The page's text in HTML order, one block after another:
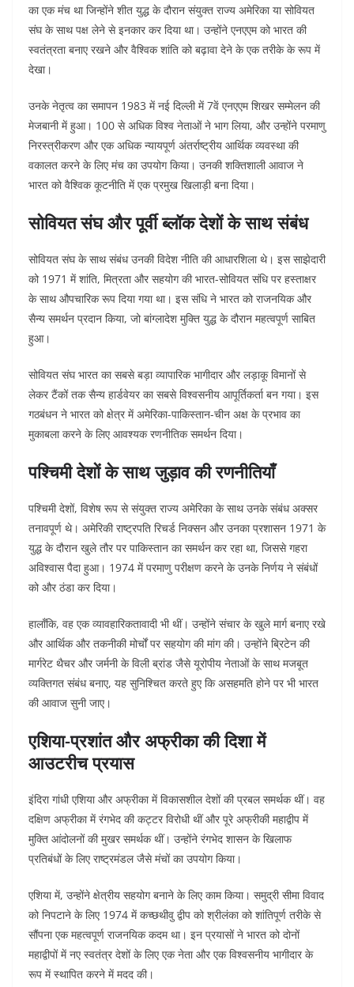
का एक मंच था जिन्होंने शीत युद्ध के दौरान संयुक्त राज्य अमेरिका या सोवियत
संघ के साथ पक्ष लेने से इनकार कर दिया था। उन्होंने एनएएम को भारत की
स्वतंत्रता बनाए रखने और वैश्विक शांति को बढ़ावा देने के एक तरीके के रूप में
देखा।
उनके नेतृत्व का समापन 1983 में नई दिल्ली में 7वें एनएएम शिखर सम्मेलन की
मेजबानी में हुआ। 100 से अधिक विश्व नेताओं ने भाग लिया, और उन्होंने परमाणु
निरस्त्रीकरण और एक अधिक न्यायपूर्ण अंतर्राष्ट्रीय आर्थिक व्यवस्था की
वकालत करने के लिए मंच का उपयोग किया। उनकी शक्तिशाली आवाज ने
भारत को वैश्विक कूटनीति में एक प्रमुख खिलाड़ी बना दिया।
सोवियत संघ और पूर्वी ब्लॉक देशों के साथ संबंध
सोवियत संघ के साथ संबंध उनकी विदेश नीति की आधारशिला थे। इस साझेदारी
को 1971 में शांति, मित्रता और सहयोग की भारत-सोवियत संधि पर हस्ताक्षर
के साथ औपचारिक रूप दिया गया था। इस संधि ने भारत को राजनयिक और
सैन्य समर्थन प्रदान किया, जो बांग्लादेश मुक्ति युद्ध के दौरान महत्वपूर्ण साबित
हुआ।
सोवियत संघ भारत का सबसे बड़ा व्यापारिक भागीदार और लड़ाकू विमानों से
लेकर टैंकों तक सैन्य हार्डवेयर का सबसे विश्वसनीय आपूर्तिकर्ता बन गया। इस
गठबंधन ने भारत को क्षेत्र में अमेरिका-पाकिस्तान-चीन अक्ष के प्रभाव का
मुकाबला करने के लिए आवश्यक रणनीतिक समर्थन दिया।
पश्चिमी देशों के साथ जुड़ाव की रणनीतियाँ
पश्चिमी देशों, विशेष रूप से संयुक्त राज्य अमेरिका के साथ उनके संबंध अक्सर
तनावपूर्ण थे। अमेरिकी राष्ट्रपति रिचर्ड निक्सन और उनका प्रशासन 1971 के
युद्ध के दौरान खुले तौर पर पाकिस्तान का समर्थन कर रहा था, जिससे गहरा
अविश्वास पैदा हुआ। 1974 में परमाणु परीक्षण करने के उनके निर्णय ने संबंधों
को और ठंडा कर दिया।
हालाँकि, वह एक व्यावहारिकतावादी भी थीं। उन्होंने संचार के खुले मार्ग बनाए रखे
और आर्थिक और तकनीकी मोर्चों पर सहयोग की मांग की। उन्होंने ब्रिटेन की
मार्गरेट थैचर और जर्मनी के विली ब्रांड जैसे यूरोपीय नेताओं के साथ मजबूत
व्यक्तिगत संबंध बनाए, यह सुनिश्चित करते हुए कि असहमति होने पर भी भारत
की आवाज सुनी जाए।
एशिया-प्रशांत और अफ्रीका की दिशा में
आउटरीच प्रयास
इंदिरा गांधी एशिया और अफ्रीका में विकासशील देशों की प्रबल समर्थक थीं। वह
दक्षिण अफ्रीका में रंगभेद की कट्टर विरोधी थीं और पूरे अफ्रीकी महाद्वीप में
मुक्ति आंदोलनों की मुखर समर्थक थीं। उन्होंने रंगभेद शासन के खिलाफ
प्रतिबंधों के लिए राष्ट्रमंडल जैसे मंचों का उपयोग किया।
एशिया में, उन्होंने क्षेत्रीय सहयोग बनाने के लिए काम किया। समुद्री सीमा विवाद
को निपटाने के लिए 1974 में कच्छथीवु द्वीप को श्रीलंका को शांतिपूर्ण तरीके से
सौंपना एक महत्वपूर्ण राजनयिक कदम था। इन प्रयासों ने भारत को दोनों
महाद्वीपों में नए स्वतंत्र देशों के लिए एक नेता और एक विश्वसनीय भागीदार के
रूप में स्थापित करने में मदद की।